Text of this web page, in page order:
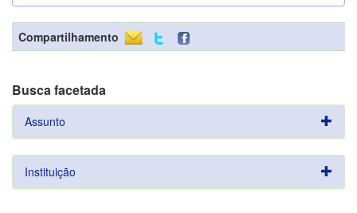
Compartilhamento
Busca facetada
Assunto
Instituição